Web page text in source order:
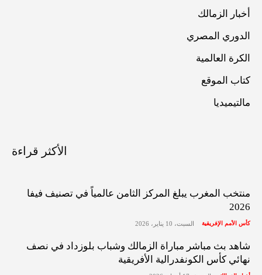
أخبار الزمالك
الدوري المصري
الكرة العالمية
كتاب الموقع
مالتيميديا
الأكثر قراءة
منتخب المغرب يبلغ المركز الثامن عالمياً في تصنيف فيفا
2026
كأس الأمم الإفريقية السبت، 10 يناير، 2026
شاهد بث مباشر مباراة الزمالك وشباب بلوزداد في نصف
نهائي كأس الكونفدرالية الأفريقية